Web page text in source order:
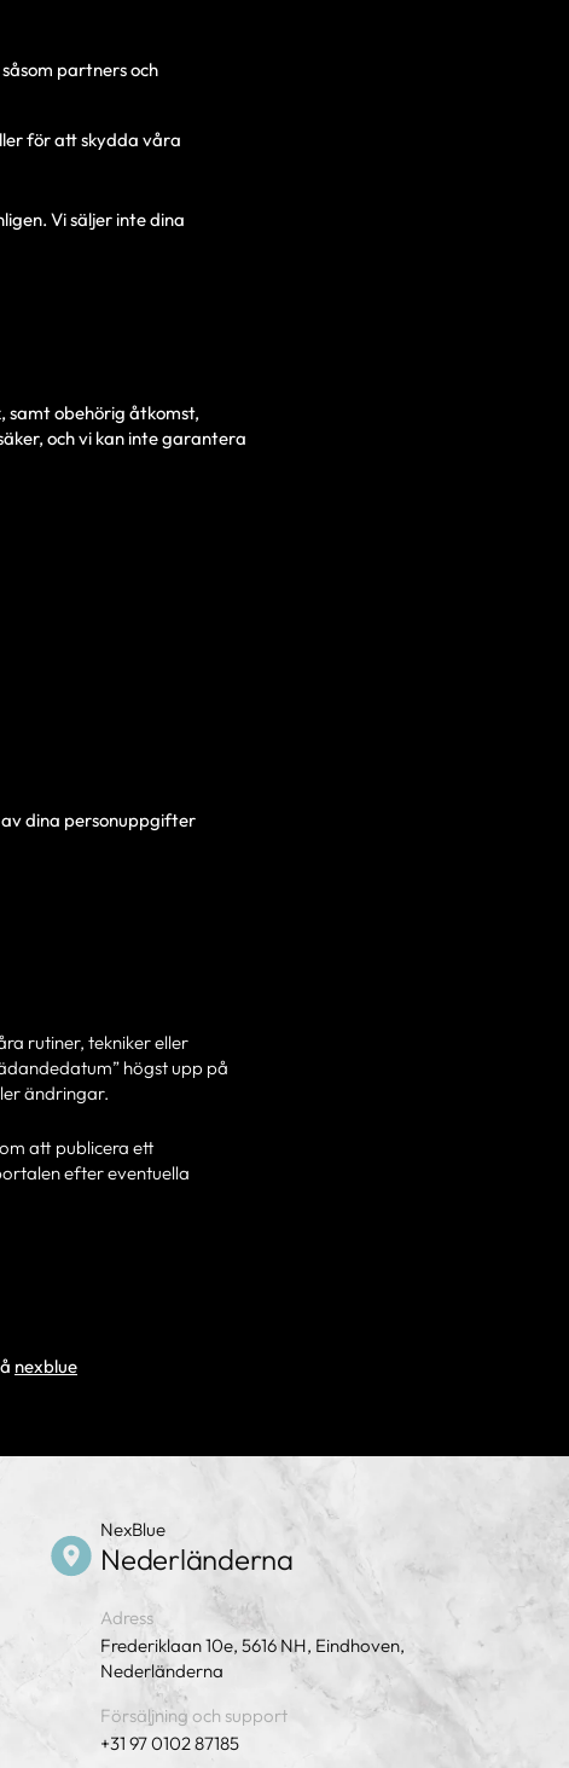
partners och
för att skydda våra
Vi säljer inte dina
samt obehörig åtkomst,
och vi kan inte garantera
dina personuppgifter
rutiner, tekniker eller
högst upp på
ändringar.
att publicera ett
efter eventuella
nexblue
NexBlue
Nederländerna
Adress
Frederiklaan 10e, 5616 NH, Eindhoven,
Nederländerna
Försäljning och support
+31 97 0102 87185